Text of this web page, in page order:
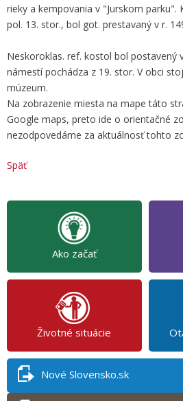
rieky a kempovania v "Jurskom parku".
pol. 13. stor., bol got. prestavaný v r.
Neskoroklas. ref. kostol bol postavený
námestí pochádza z 19. stor. V obci
múzeum.
Na zobrazenie miesta na mape táto
Google maps, preto ide o orientačné
nezodpovedáme za aktuálnosť tohto
Späť
Ako začať
Životné situácie
Nové Slovensko.sk